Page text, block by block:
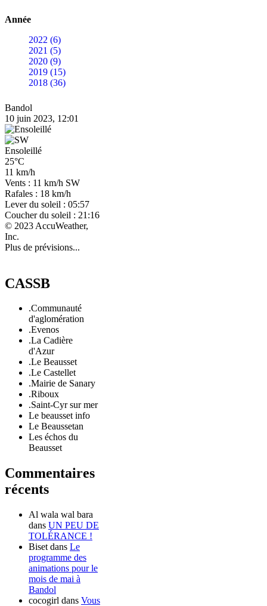
Année
2022 (6)
2021 (5)
2020 (9)
2019 (15)
2018 (36)
Bandol
10 juin 2023, 12:01
Ensoleillé
25°C
11 km/h
Vents : 11 km/h SW
Rafales : 18 km/h
Lever du soleil : 05:57
Coucher du soleil : 21:16
© 2023 AccuWeather,
Inc.
Plus de prévisions...
CASSB
.Communauté
d'aglomération
.Evenos
.La Cadière
d'Azur
.Le Beausset
.Le Castellet
.Mairie de Sanary
.Riboux
.Saint-Cyr sur mer
Le beausset info
Le Beaussetan
Les échos du
Beausset
Commentaires
récents
Al wala wal bara
dans UN PEU DE
TOLÉRANCE !
Biset dans Le
programme des
animations pour le
mois de mai à
Bandol
cocogirl dans Vous